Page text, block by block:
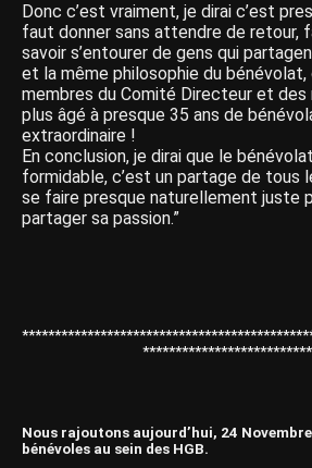
Donc c’est vraiment, je dirai c’est
faut donner sans attendre de retour,
savoir s’entourer de gens qui
et la même philosophie du bénévolat,
membres du Comité Directeur et
plus âgé à presque 35 ans de
extraordinaire !
En conclusion, je dirai que le
formidable, c’est un partage de tous
se faire presque naturellement juste
partager sa passion.”
Nous rajoutons aujourd’hui, 24
bénévoles au sein des HGB.